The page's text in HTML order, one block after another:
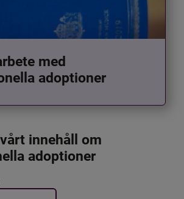
med
adoptioner
innehåll om
adoptioner
postas automatiskt